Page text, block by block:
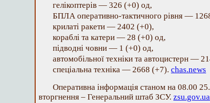
гелікоптерів — 326 (+0) од,
БПЛА оперативно-тактичного рівня —
крилаті ракети — 2402 (+0),
кораблі та катери — 28 (+0) од,
підводні човни — 1 (+0) од,
автомобільної техніки та автоцистерн —
спеціальна техніка — 2668 (+7). chas.news
Оперативна інформація станом на 08.00
вторгнення – Генеральний штаб ЗСУ. zsu.gov.ua